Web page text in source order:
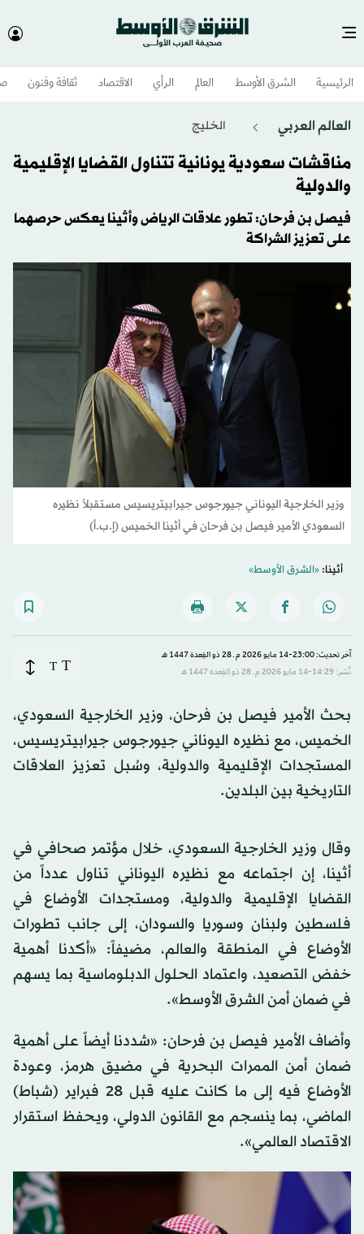
الرئيسية الشرق الأوسط​ العالم الرأي الاقتصاد ثقافة وفنون
العالم العربي الخليج
مناقشات سعودية يونانية تتناول القضايا الإقليمية
والدولية
فيصل بن فرحان: تطور علاقات الرياض وأثينا يعكس حرصهما
على تعزيز الشراكة
وزير الخارجية اليوناني جيورجوس جيرابيتريسيس مستقبلاً نظيره
السعودي الأمير فيصل بن فرحان في أثينا الخميس (إ.ب.أ)
أثينا:«الشرق الأوسط»
آخر تحديث: 23:00-14 مايو 2026 م ـ 28 ذو القِعدة 1447 هـ
نُشر: 14:29-14 مايو 2026 م ـ 28 ذو القِعدة 1447 هـ
T
T
بحث الأمير فيصل بن فرحان، وزير الخارجية السعودي،
الخميس، مع نظيره اليوناني جيورجوس جيرابيتريسيس،
المستجدات الإقليمية والدولية، وسُبل تعزيز العلاقات
التاريخية بين البلدين.
وقال وزير الخارجية السعودي، خلال مؤتمر صحافي في
أثينا، إن اجتماعه مع نظيره اليوناني تناول عدداً من
القضايا الإقليمية والدولية، ومستجدات الأوضاع في
فلسطين ولبنان وسوريا والسودان، إلى جانب تطورات
الأوضاع في المنطقة والعالم، مضيفاً: «أكدنا أهمية
خفض التصعيد، واعتماد الحلول الدبلوماسية بما يسهم
في ضمان أمن الشرق الأوسط».
وأضاف الأمير فيصل بن فرحان: «شددنا أيضاً على أهمية
ضمان أمن الممرات البحرية في مضيق هرمز، وعودة
الأوضاع فيه إلى ما كانت عليه قبل 28 فبراير (شباط)
الماضي، بما ينسجم مع القانون الدولي، ويحفظ استقرار
الاقتصاد العالمي».